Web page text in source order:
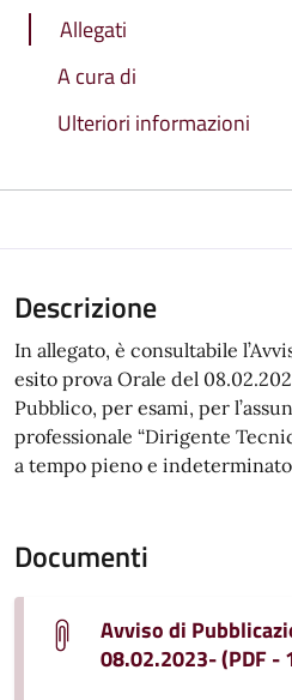
Allegati
A cura di
Ulteriori informazioni
Descrizione
In allegato, è consultabile
esito prova Orale del
Pubblico, per esami, per
professionale “Dirigente
a tempo pieno e
Documenti
Avviso di
08.02.2023- (PDF -